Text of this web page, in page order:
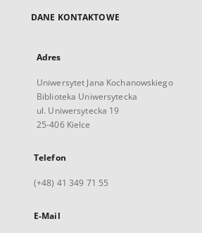
DANE KONTAKTOWE
Adres
Uniwersytet Jana Kochanowskiego
Biblioteka Uniwersytecka
ul. Uniwersytecka 19
25-406 Kielce
Telefon
(+48) 41 349 71 55
E-Mail